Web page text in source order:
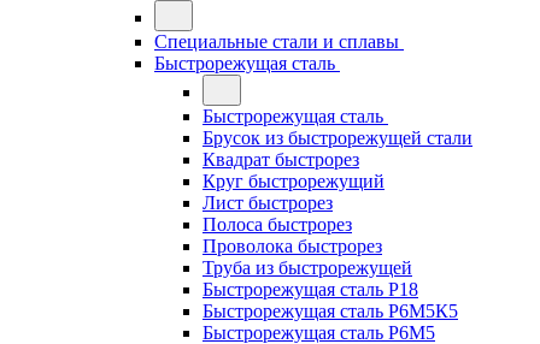
Специальные стали и сплавы
Быстрорежущая сталь
Быстрорежущая сталь
Брусок из быстрорежущей стали
Квадрат быстрорез
Круг быстрорежущий
Лист быстрорез
Полоса быстрорез
Проволока быстрорез
Труба из быстрорежущей
Быстрорежущая сталь Р18
Быстрорежущая сталь Р6М5К5
Быстрорежущая сталь Р6М5